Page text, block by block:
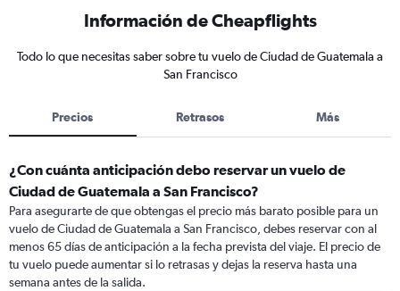
Información de Cheapflights
Todo lo que necesitas saber sobre tu vuelo de Ciudad de Guatemala a
San Francisco
Precios Retrasos Más
¿Con cuánta anticipación debo reservar un vuelo de
Ciudad de Guatemala a San Francisco?
Para asegurarte de que obtengas el precio más barato posible para un
vuelo de Ciudad de Guatemala a San Francisco, debes reservar con al
menos 65 días de anticipación a la fecha prevista del viaje. El precio de
tu vuelo puede aumentar si lo retrasas y dejas la reserva hasta una
semana antes de la salida.